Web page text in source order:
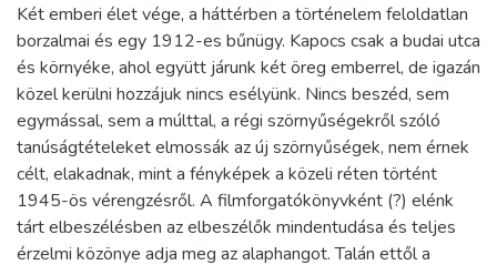
Két emberi élet vége, a háttérben a történelem feloldatlan
borzalmai és egy 1912-es bűnügy. Kapocs csak a budai utca
és környéke, ahol együtt járunk két öreg emberrel, de igazán
közel kerülni hozzájuk nincs esélyünk. Nincs beszéd, sem
egymással, sem a múlttal, a régi szörnyűségekről szóló
tanúságtételeket elmossák az új szörnyűségek, nem érnek
célt, elakadnak, mint a fényképek a közeli réten történt
1945-ös vérengzésről. A filmforgatókönyvként (?) elénk
tárt elbeszélésben az elbeszélők mindentudása és teljes
érzelmi közönye adja meg az alaphangot. Talán ettől a